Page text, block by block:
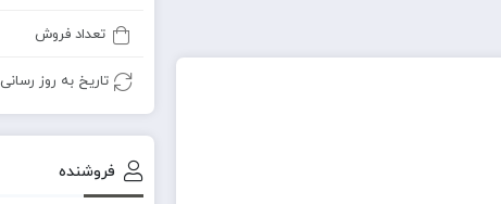
تعداد فروش
تاریخ به روز رسانی
فروشنده